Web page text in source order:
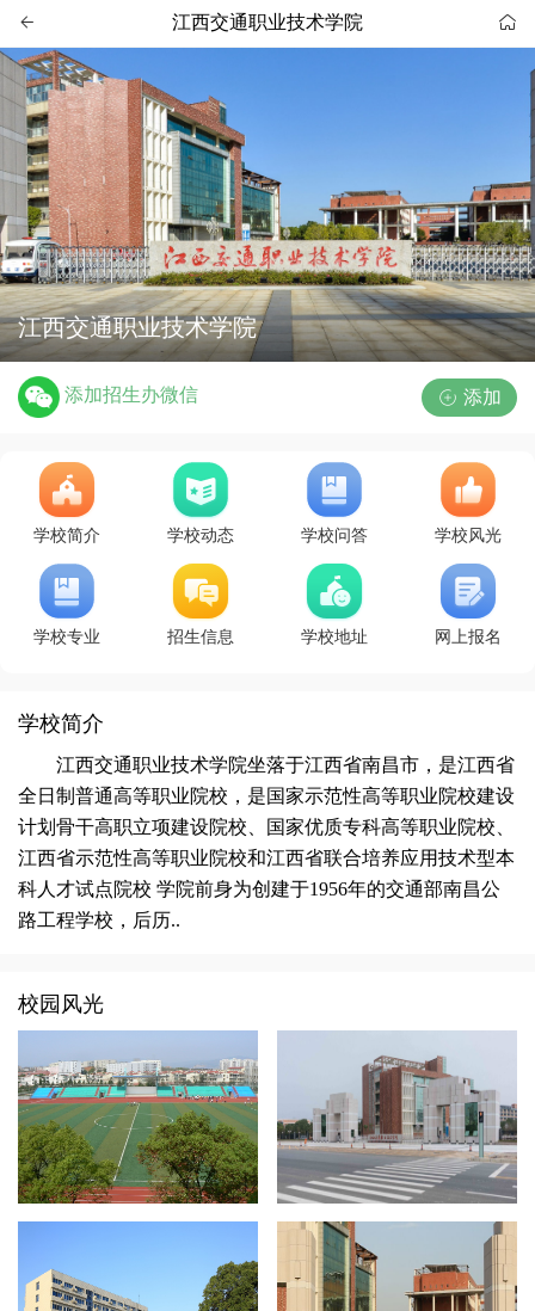
 江西交通职业技术学院 
江西交通职业技术学院
添加招生办微信  添加
学校简介 学校动态 学校问答 学校风光
学校专业 招生信息 学校地址 网上报名
学校简介
江西交通职业技术学院坐落于江西省南昌市，是江西省
全日制普通高等职业院校，是国家示范性高等职业院校建设
计划骨干高职立项建设院校、国家优质专科高等职业院校、
江西省示范性高等职业院校和江西省联合培养应用技术型本
科人才试点院校 学院前身为创建于1956年的交通部南昌公
路工程学校，后历..
校园风光